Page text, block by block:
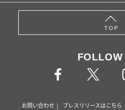
TOP
FOLLOW
お問い合わせ プレスリリースはこちら